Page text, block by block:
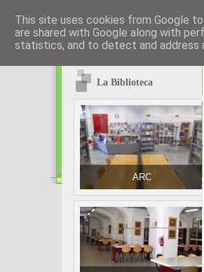
La Biblioteca
ARC
This site uses cookies from Google
are shared with Google along with
statistics, and to detect and address